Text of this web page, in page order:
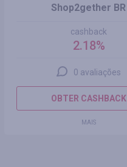
Shop2gether BR
cashback
2.18%
0 avaliações
OBTER CASHBACK
MAIS